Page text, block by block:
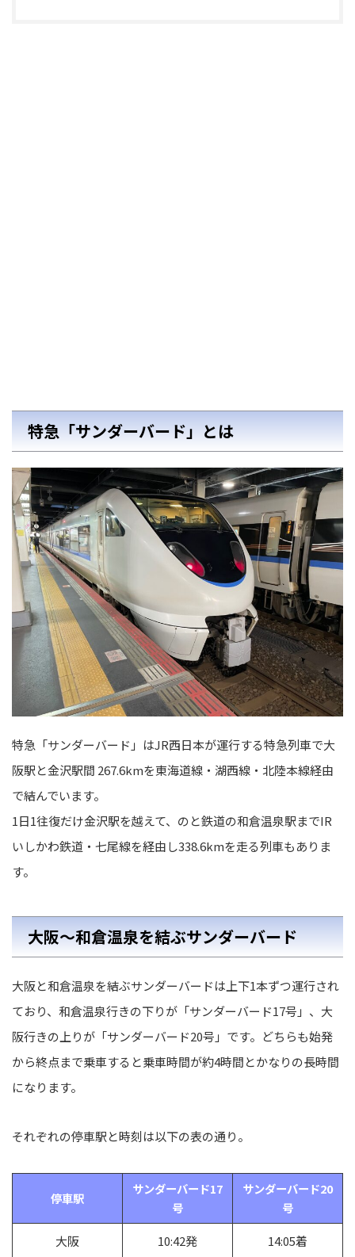
特急「サンダーバード」とは
特急「サンダーバード」はJR西日本が運行する特急列車で大
阪駅と金沢駅間 267.6kmを東海道線・湖西線・北陸本線経由
で結んでいます。
1日1往復だけ金沢駅を越えて、のと鉄道の和倉温泉駅までIR
いしかわ鉄道・七尾線を経由し338.6kmを走る列車もありま
す。
大阪〜和倉温泉を結ぶサンダーバード
大阪と和倉温泉を結ぶサンダーバードは上下1本ずつ運行され
ており、和倉温泉行きの下りが「サンダーバード17号」、大
阪行きの上りが「サンダーバード20号」です。どちらも始発
から終点まで乗車すると乗車時間が約4時間とかなりの長時間
になります。
それぞれの停車駅と時刻は以下の表の通り。
停車駅
サンダーバード17
号
サンダーバード20
号
大阪
10:42発 14:05着